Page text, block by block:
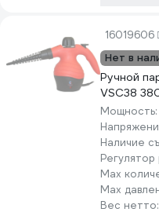
16019606
Нет в
Ручной
VSC38
Мощность:
Наличие
Мах
Max
Вес нетто: